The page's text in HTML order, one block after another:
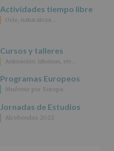
Actividades tiempo libre
Ocio, naturaleza…
Cursos y talleres
Animación, idiomas, etc…
Programas Europeos
Muévete por Europa
Jornadas de Estudios
Alcobendas 2022